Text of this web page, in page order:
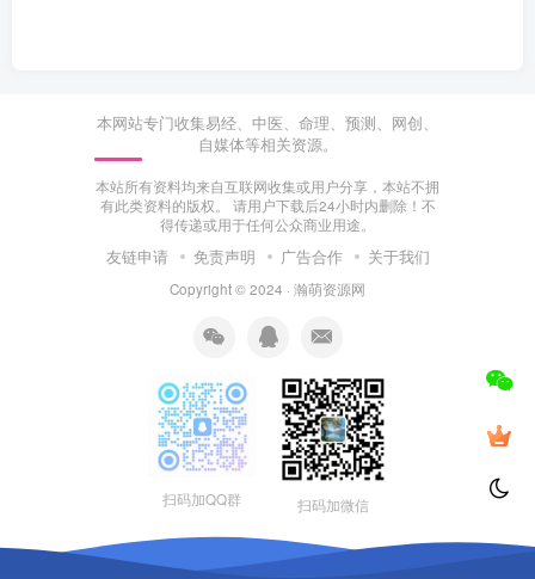
本网站专门收集易经、中医、命理、预测、网创、
自媒体等相关资源。
本站所有资料均来自互联网收集或用户分享，本站不拥
有此类资料的版权。 请用户下载后24小时内删除！不
得传递或用于任何公众商业用途。
友链申请 免责声明 广告合作 关于我们
Copyright © 2024 · 瀚萌资源网
扫码加QQ群 扫码加微信